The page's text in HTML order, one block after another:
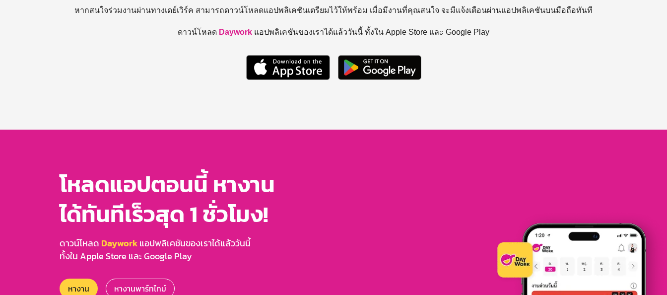
หากสนใจร่วมงานผ่านทางเดย์เวิร์ค สามารถดาวน์โหลดแอปพลิเคชันเตรียมไว้ให้พร้อม เมื่อมีงานที่คุณสนใจ จะมีแจ้งเตือนผ่านแอปพลิเคชันบนมือถือทันที
ดาวน์โหลด Daywork แอปพลิเคชันของเราได้แล้ววันนี้ ทั้งใน Apple Store และ Google Play
โหลดแอปตอนนี้ หางาน
ได้ทันทีเร็วสุด 1 ชั่วโมง!
ดาวน์โหลด Dayworkแอปพลิเคชันของเราได้แล้ววันนี้
ทั้งใน Apple Store และ Google Play
หางาน หางานพาร์ทไทม์